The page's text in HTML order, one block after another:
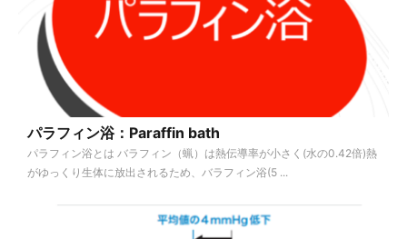
パラフィン浴：Paraffin bath
パラフィン浴とは バラフィン（蝋）は熱伝導率が小さく(水の0.42倍)熱
がゆっくり生体に放出されるため、バラフィン浴(5 ...